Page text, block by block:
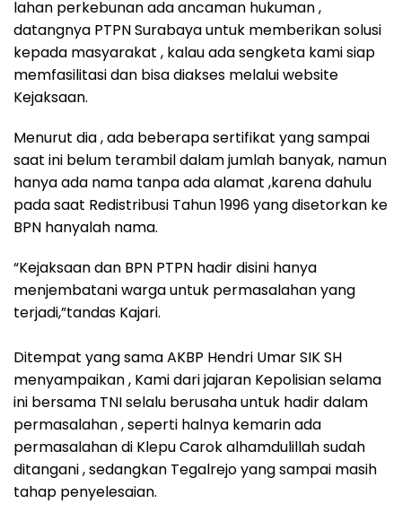
lahan perkebunan ada ancaman hukuman ,
datangnya PTPN Surabaya untuk memberikan solusi
kepada masyarakat , kalau ada sengketa kami siap
memfasilitasi dan bisa diakses melalui website
Kejaksaan.
Menurut dia , ada beberapa sertifikat yang sampai
saat ini belum terambil dalam jumlah banyak, namun
hanya ada nama tanpa ada alamat ,karena dahulu
pada saat Redistribusi Tahun 1996 yang disetorkan ke
BPN hanyalah nama.
“Kejaksaan dan BPN PTPN hadir disini hanya
menjembatani warga untuk permasalahan‎ yang
terjadi,”tandas Kajari.
Ditempat yang sama AKBP Hendri Umar SIK SH
menyampaikan , Kami dari jajaran Kepolisian selama
ini bersama TNI selalu berusaha untuk hadir dalam
permasalahan , seperti halnya kemarin ada
permasalahan di Klepu Carok alhamdulillah sudah
ditangani , sedangkan Tegalrejo yang sampai masih
tahap penyelesaian.